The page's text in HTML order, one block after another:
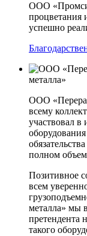
ООО
процветания
успешно
металла»
ООО
всему
участвовал в
полном
Позитивное
всем
металла» мы
претендента
такого